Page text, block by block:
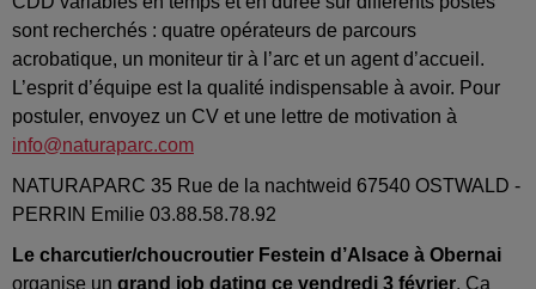
sont recherchés : quatre opérateurs de parcours
acrobatique, un moniteur tir à l’arc et un agent d’accueil.
L’esprit d’équipe est la qualité indispensable à avoir. Pour
postuler, envoyez un CV et une lettre de motivation à
info@naturaparc.com
NATURAPARC 35 Rue de la nachtweid 67540 OSTWALD -
PERRIN Emilie 03.88.58.78.92
Le charcutier/choucroutier Festein d’Alsace à Obernai
organise un grand job dating ce vendredi 3 février. Ca